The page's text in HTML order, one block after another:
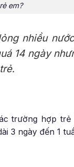
em?
nhiều
14 ngày
trường hợp
3 ngày đến 1